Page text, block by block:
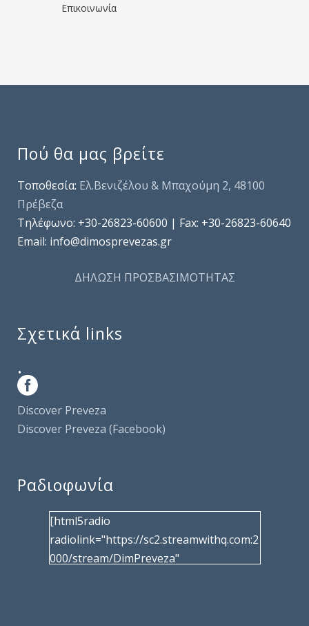
Επικοινωνία
Πού θα μας βρείτε
Τοποθεσία: Ελ.Βενιζέλου & Μπαχούμη 2, 48100
Πρέβεζα
Τηλέφωνo: +30-26823-60600 | Fax: +30-26823-60640
Email: info@dimosprevezas.gr
ΔΗΛΩΣΗ ΠΡΟΣΒΑΣΙΜΟΤΗΤΑΣ
Σχετικά links
.
Discover Preveza
Discover Preveza (Facebook)
Ραδιοφωνία
[html5radio
radiolink="https://sc2.streamwithq.com:2
000/stream/DimPreveza"